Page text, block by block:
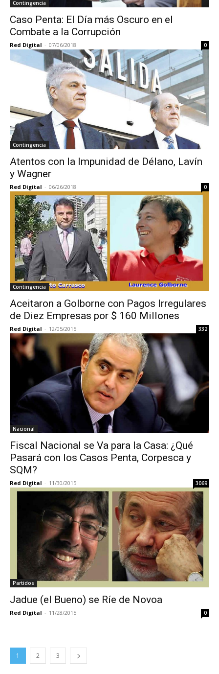
Contingencia
Caso Penta: El Día más Oscuro en el
Combate a la Corrupción
Red Digital - 07/06/2018 0
Contingencia
Atentos con la Impunidad de Délano, Lavín
y Wagner
Red Digital - 06/26/2018 0
Contingencia
Aceitaron a Golborne con Pagos Irregulares
de Diez Empresas por $ 160 Millones
Red Digital - 12/05/2015 332
Nacional
Fiscal Nacional se Va para la Casa: ¿Qué
Pasará con los Casos Penta, Corpesca y
SQM?
Red Digital - 11/30/2015 3069
Partidos
Jadue (el Bueno) se Ríe de Novoa
Red Digital - 11/28/2015 0
1 2 3